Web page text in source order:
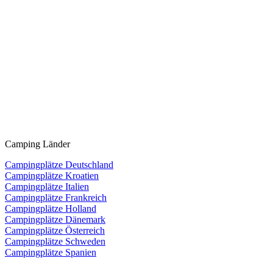
Camping Länder
Campingplätze Deutschland
Campingplätze Kroatien
Campingplätze Italien
Campingplätze Frankreich
Campingplätze Holland
Campingplätze Dänemark
Campingplätze Österreich
Campingplätze Schweden
Campingplätze Spanien